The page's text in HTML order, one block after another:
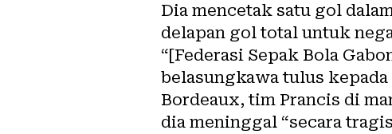
Dia mencetak satu gol
delapan gol total untuk
“[Federasi Sepak Bola
belasungkawa tulus
Bordeaux, tim Prancis di
dia meninggal “secara